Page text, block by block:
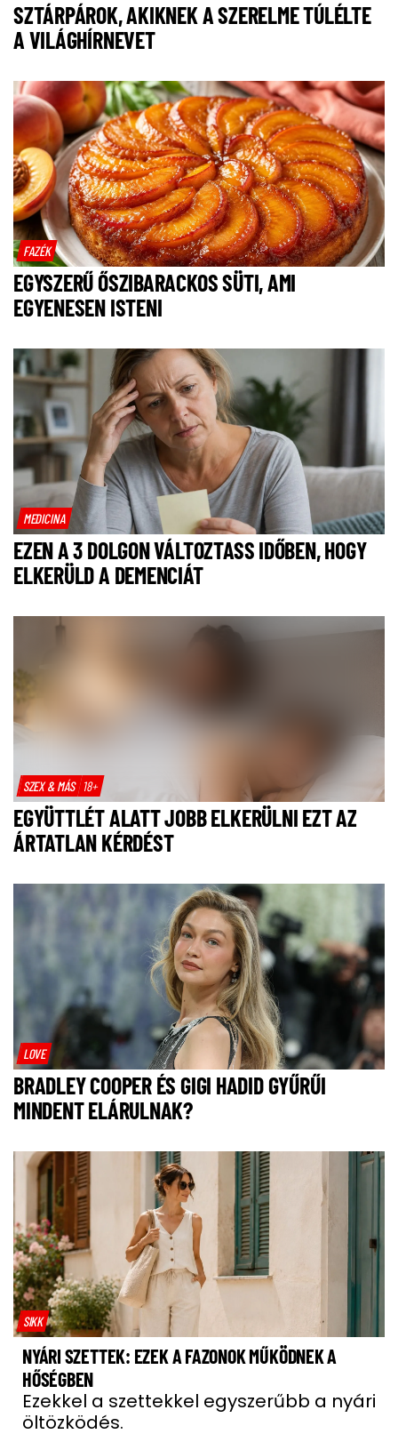
SZTÁRPÁROK, AKIKNEK A SZERELME TÚLÉLTE
A VILÁGHÍRNEVET
FAZÉK
EGYSZERŰ ŐSZIBARACKOS SÜTI, AMI
EGYENESEN ISTENI
MEDICINA
EZEN A 3 DOLGON VÁLTOZTASS IDŐBEN, HOGY
ELKERÜLD A DEMENCIÁT
SZEX & MÁS 18+
EGYÜTTLÉT ALATT JOBB ELKERÜLNI EZT AZ
ÁRTATLAN KÉRDÉST
LOVE
BRADLEY COOPER ÉS GIGI HADID GYŰRŰI
MINDENT ELÁRULNAK?
SIKK
NYÁRI SZETTEK: EZEK A FAZONOK MŰKÖDNEK A
HŐSÉGBEN
Ezekkel a szettekkel egyszerűbb a nyári
öltözködés.